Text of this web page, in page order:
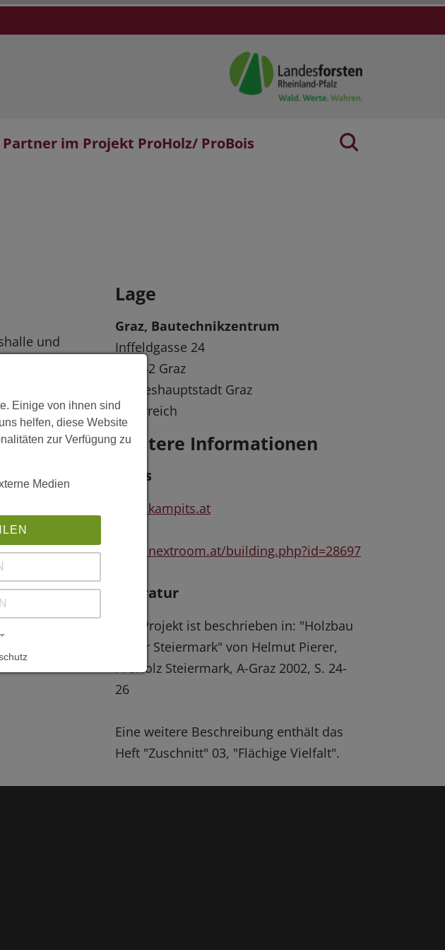
Partner im Projekt ProHolz/ ProBois
und
besteht aus
Lage
Graz, Bautechnikzentrum
Inffeldgasse 24
A-8042 Graz
Landeshauptstadt Graz
Österreich
Weitere Informationen
Links
www.kampits.at
www.nextroom.at/building.php?id=28697
Literatur
Das Projekt ist beschrieben in: "Holzbau
in der Steiermark" von Helmut Pierer,
ProHolz Steiermark, A-Graz 2002, S. 24-
26
Eine weitere Beschreibung enthält das
Heft "Zuschnitt" 03, "Flächige Vielfalt".
Einige von ihnen sind
helfen, diese Website
zur Verfügung zu
Medien